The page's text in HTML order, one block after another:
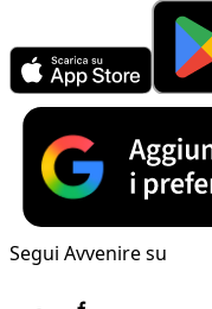
Segui Avvenire su